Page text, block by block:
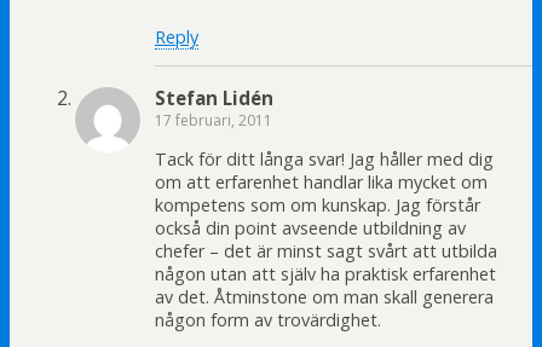
Reply
Stefan Lidén
17 februari, 2011
Tack för ditt långa svar! Jag håller med dig
om att erfarenhet handlar lika mycket om
kompetens som om kunskap. Jag förstår
också din point avseende utbildning av
chefer – det är minst sagt svårt att utbilda
någon utan att själv ha praktisk erfarenhet
av det. Åtminstone om man skall generera
någon form av trovärdighet.